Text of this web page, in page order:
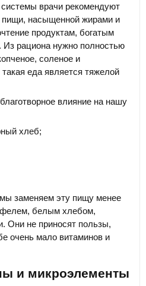
врачи рекомендуют
пищи, насыщенной жирами и
продуктам, богатым
рациона нужно полностью
соленое и
еда является тяжелой
влияние на нашу
хлеб;
заменяем эту пищу менее
белым хлебом,
Они не приносят пользы,
очень мало витаминов и
и микроэлементы